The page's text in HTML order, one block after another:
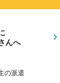
んへ
の派遣